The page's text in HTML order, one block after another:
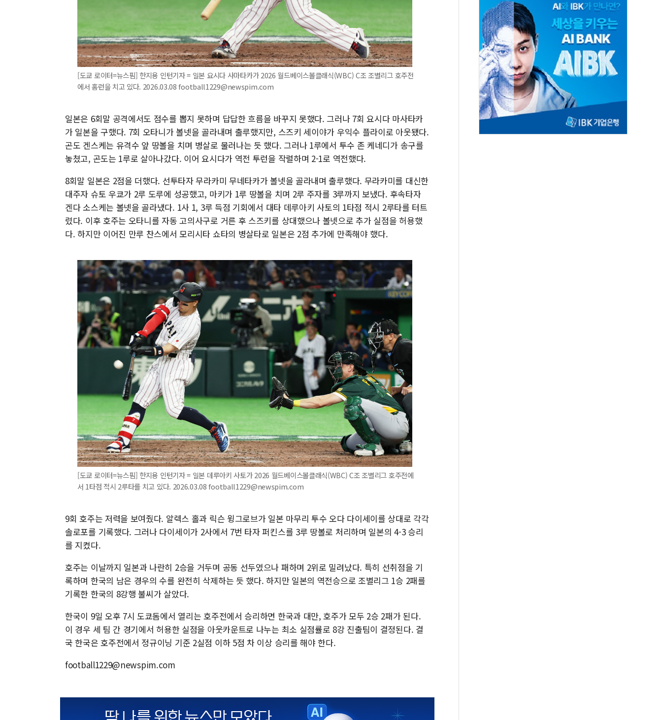
[도쿄 로이터=뉴스핌] 한지용 인턴기자 = 일본 요시다 사마타카가 2026 월드베이스볼클래식(WBC) C조 조별리그 호주전
에서 홈런을 치고 있다. 2026.03.08 football1229@newspim.com
일본은 6회말 공격에서도 점수를 뽑지 못하며 답답한 흐름을 바꾸지 못했다. 그러나 7회 요시다 마사타카
가 일본을 구했다. 7회 오타니가 볼넷을 골라내며 출루했지만, 스즈키 세이야가 우익수 플라이로 아웃됐다.
곤도 겐스케는 유격수 앞 땅볼을 치며 병살로 물러나는 듯 했다. 그러나 1루에서 투수 존 케네디가 송구를
놓쳤고, 곤도는 1루로 살아나갔다. 이어 요시다가 역전 투런을 작렬하며 2-1로 역전했다.
8회말 일본은 2점을 더했다. 선투타자 무라카미 무네타카가 볼넷을 골라내며 출루했다. 무라카미를 대신한
대주자 슈토 우쿄가 2루 도루에 성공했고, 마키가 1루 땅볼을 치며 2루 주자를 3루까지 보냈다. 후속타자
겐다 소스케는 볼넷을 골라냈다. 1사 1, 3루 득점 기회에서 대타 데루아키 사토의 1타점 적시 2루타를 터트
렸다. 이후 호주는 오타니를 자동 고의사구로 거른 후 스즈키를 상대했으나 볼넷으로 추가 실점을 허용했
다. 하지만 이어진 만루 찬스에서 모리시타 쇼타의 병살타로 일본은 2점 추가에 만족해야 했다.
[도쿄 로이터=뉴스핌] 한지용 인턴기자 = 일본 데루아키 사토가 2026 월드베이스볼클래식(WBC) C조 조별리그 호주전에
서 1타점 적시 2루타를 치고 있다. 2026.03.08 football1229@newspim.com
9회 호주는 저력을 보여줬다. 알렉스 홀과 릭슨 윙그로브가 일본 마무리 투수 오다 다이세이를 상대로 각각
솔로포를 기록했다. 그러나 다이세이가 2사에서 7번 타자 퍼킨스를 3루 땅볼로 처리하며 일본의 4-3 승리
를 지켰다.
호주는 이날까지 일본과 나란히 2승을 거두며 공동 선두였으나 패하며 2위로 밀려났다. 특히 선취점을 기
록하며 한국의 남은 경우의 수를 완전히 삭제하는 듯 했다. 하지만 일본의 역전승으로 조별리그 1승 2패를
기록한 한국의 8강행 불씨가 살았다.
한국이 9일 오후 7시 도쿄돔에서 열리는 호주전에서 승리하면 한국과 대만, 호주가 모두 2승 2패가 된다.
이 경우 세 팀 간 경기에서 허용한 실점을 아웃카운트로 나누는 최소 실점률로 8강 진출팀이 결정된다. 결
국 한국은 호주전에서 정규이닝 기준 2실점 이하 5점 차 이상 승리를 해야 한다.
football1229@newspim.com